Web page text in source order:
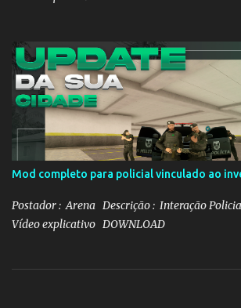
Mod completo para policial vinculado ao
Postador : Arena Descrição : Interação
Vídeo explicativo DOWNLOAD